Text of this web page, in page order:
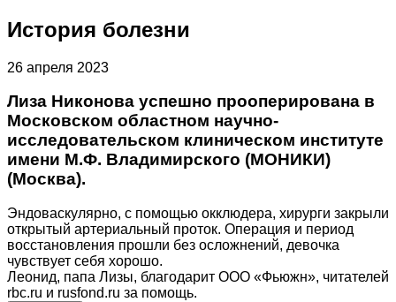
История болезни
26 апреля 2023
Лиза Никонова успешно прооперирована в
Московском областном научно-
исследовательском клиническом институте
имени М.Ф. Владимирского (МОНИКИ)
(Москва).
Эндоваскулярно, с помощью окклюдера, хирурги закрыли
открытый артериальный проток. Операция и период
восстановления прошли без осложнений, девочка
чувствует себя хорошо.
Леонид, папа Лизы, благодарит ООО «Фьюжн», читателей
rbc.ru и rusfond.ru за помощь.